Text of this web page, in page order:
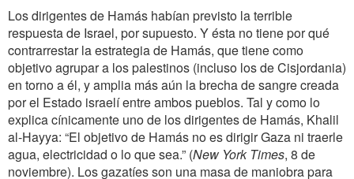
Los dirigentes de Hamás habían previsto la terrible
respuesta de Israel, por supuesto. Y ésta no tiene por qué
contrarrestar la estrategia de Hamás, que tiene como
objetivo agrupar a los palestinos (incluso los de Cisjordania)
en torno a él, y amplia más aún la brecha de sangre creada
por el Estado israelí entre ambos pueblos. Tal y como lo
explica cínicamente uno de los dirigentes de Hamás, Khalil
al-Hayya: “El objetivo de Hamás no es dirigir Gaza ni traerle
agua, electricidad o lo que sea.” (New York Times, 8 de
noviembre). Los gazatíes son una masa de maniobra para